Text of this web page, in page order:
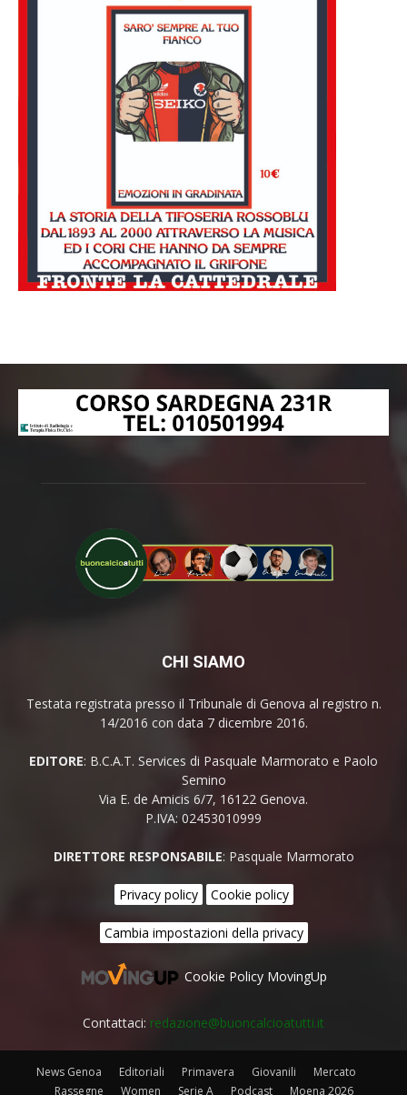
CHI SIAMO
Testata registrata presso il Tribunale di Genova al registro n.
14/2016 con data 7 dicembre 2016.
EDITORE: B.C.A.T. Services di Pasquale Marmorato e Paolo
Semino
Via E. de Amicis 6/7, 16122 Genova.
P.IVA: 02453010999
DIRETTORE RESPONSABILE: Pasquale Marmorato
Privacy policy Cookie policy
Cambia impostazioni della privacy
Cookie Policy MovingUp
Contattaci: redazione@buoncalcioatutti.it
News Genoa Editoriali Primavera Giovanili
Mercato
Rassegne
Women Serie A Podcast Moena 2026